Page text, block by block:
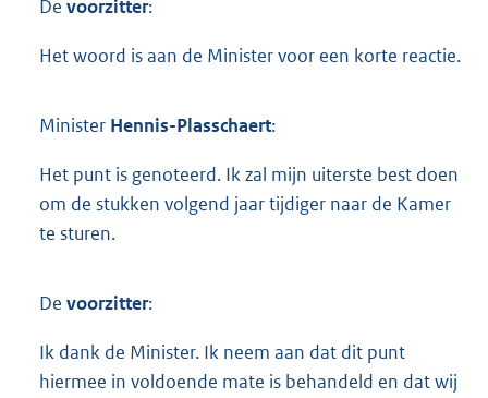
De voorzitter:
Het woord is aan de Minister voor een korte reactie.
Minister Hennis-Plasschaert:
Het punt is genoteerd. Ik zal mijn uiterste best doen
om de stukken volgend jaar tijdiger naar de Kamer
te sturen.
De voorzitter:
Ik dank de Minister. Ik neem aan dat dit punt
hiermee in voldoende mate is behandeld en dat wij